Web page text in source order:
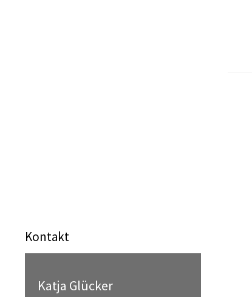
Kontakt
Katja Glücker